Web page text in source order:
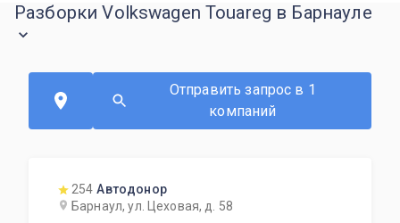
Разборки Volkswagen Touareg в Барнауле
Отправить запрос в 1
компаний
254 Автодонор
Барнаул, ул. Цеховая, д. 58